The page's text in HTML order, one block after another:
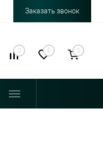
Заказать звонок
0 0 0